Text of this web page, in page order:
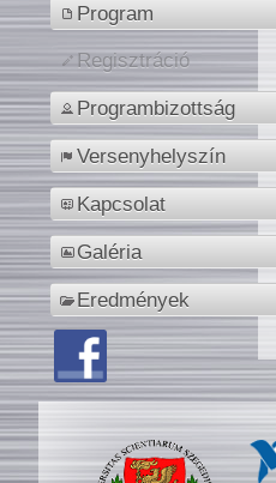
Program
Regisztráció
Programbizottság
Versenyhelyszín
Kapcsolat
Galéria
Eredmények